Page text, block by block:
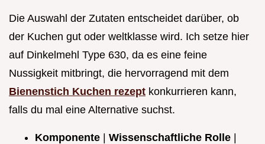
Die Auswahl der Zutaten entscheidet darüber, ob
der Kuchen gut oder weltklasse wird. Ich setze hier
auf Dinkelmehl Type 630, da es eine feine
Nussigkeit mitbringt, die hervorragend mit dem
Bienenstich Kuchen rezept konkurrieren kann,
falls du mal eine Alternative suchst.
Komponente | Wissenschaftliche Rolle |